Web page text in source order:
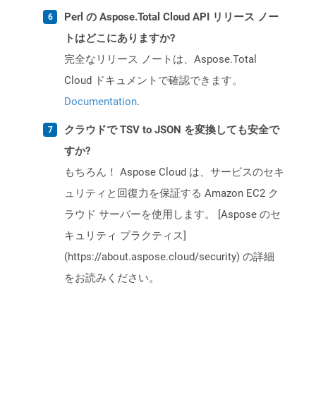
Perl の Aspose.Total Cloud API リリース ノー
トはどこにありますか?
完全なリリース ノートは、Aspose.Total
Cloud ドキュメントで確認できます。
Documentation.
クラウドで TSV to JSON を変換しても安全で
すか?
もちろん！ Aspose Cloud は、サービスのセキ
ュリティと回復力を保証する Amazon EC2 ク
ラウド サーバーを使用します。 [Aspose のセ
キュリティ プラクティス]
(https://about.aspose.cloud/security) の詳細
をお読みください。